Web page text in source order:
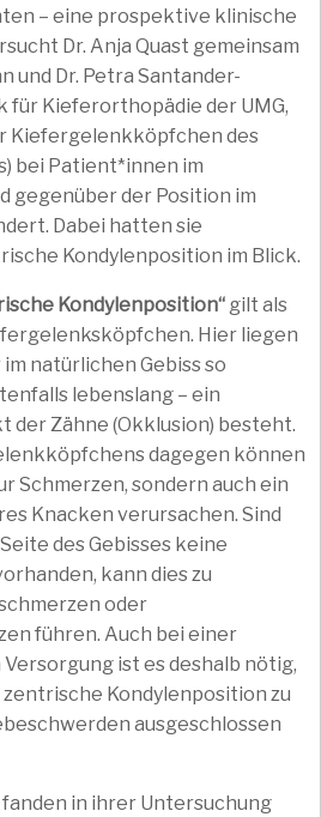
– eine prospektive klinische
Dr. Anja Quast gemeinsam
und Dr. Petra Santander-
für Kieferorthopädie der UMG,
Kiefergelenkköpfchen des
bei Patient*innen im
gegenüber der Position im
Dabei hatten sie
Kondylenposition im Blick.
Kondylenposition“ gilt als
Hier liegen
natürlichen Gebiss so
lebenslang – ein
Zähne (Okklusion) besteht.
dagegen können
Schmerzen, sondern auch ein
Knacken verursachen. Sind
des Gebisses keine
kann dies zu
oder
führen. Auch bei einer
ist es deshalb nötig,
Kondylenposition zu
ausgeschlossen
fanden in ihrer Untersuchung